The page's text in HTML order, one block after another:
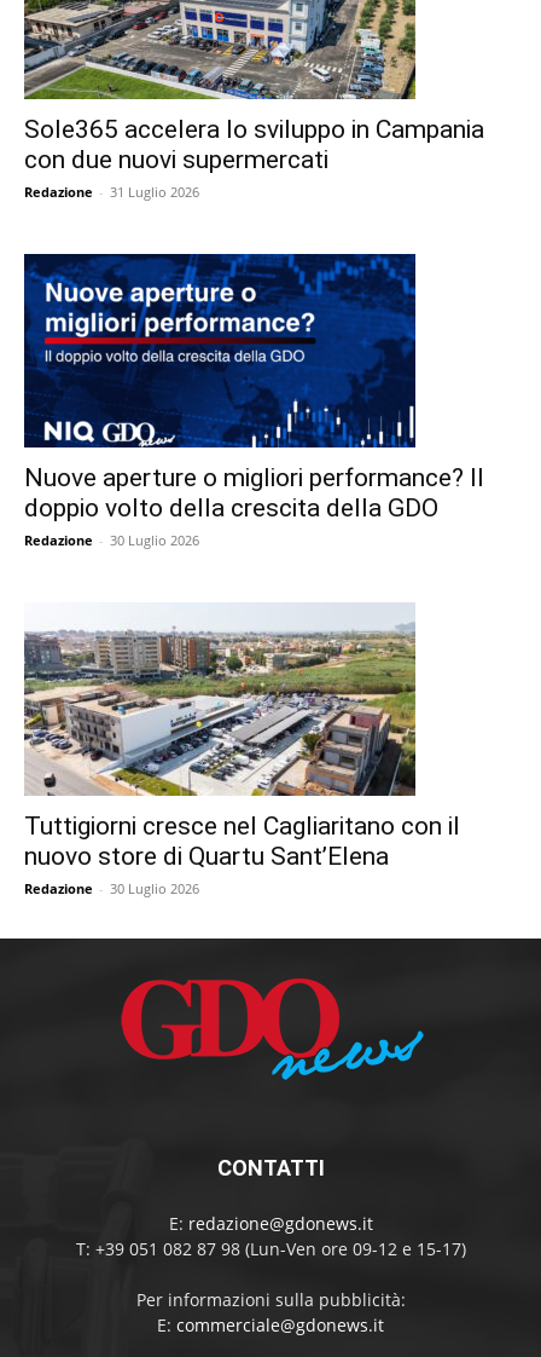
Sole365 accelera lo sviluppo in Campania
con due nuovi supermercati
Redazione - 31 Luglio 2026
Nuove aperture o migliori performance? Il
doppio volto della crescita della GDO
Redazione - 30 Luglio 2026
Tuttigiorni cresce nel Cagliaritano con il
nuovo store di Quartu Sant’Elena
Redazione - 30 Luglio 2026
CONTATTI
E: redazione@gdonews.it
T: +39 051 082 87 98 (Lun-Ven ore 09-12 e 15-17)
Per informazioni sulla pubblicità:
E: commerciale@gdonews.it